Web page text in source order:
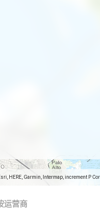
HERE, Garmin, Intermap, increment P
运营商